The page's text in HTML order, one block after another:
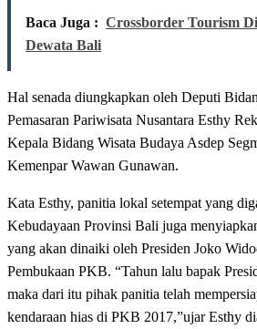
Baca Juga : Crossborder Tourism
Dewata Bali
Hal senada diungkapkan oleh Deputi
Pemasaran Pariwisata Nusantara Esthy
Kepala Bidang Wisata Budaya Asdep
Kemenpar Wawan Gunawan.
Kata Esthy, panitia lokal setempat yang
Kebudayaan Provinsi Bali juga
yang akan dinaiki oleh Presiden Joko
Pembukaan PKB. “Tahun lalu bapak
maka dari itu pihak panitia telah
kendaraan hias di PKB 2017,”ujar Esthy